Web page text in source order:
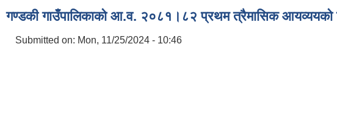
गण्डकी गाउँपालिकाको आ.व. २०८१।८२ प्रथम त्रैमासिक आयव्ययको
Submitted on: Mon, 11/25/2024 - 10:46